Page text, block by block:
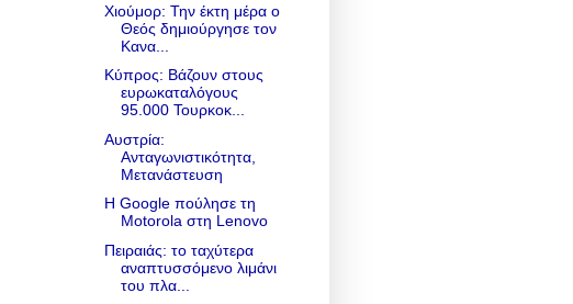
Χιούμορ: Την έκτη μέρα ο
Θεός δημιούργησε τον
Κανα...
Κύπρος: Βάζουν στους
ευρωκαταλόγους
95.000 Τουρκοκ...
Αυστρία:
Ανταγωνιστικότητα,
Μετανάστευση
Η Google πούλησε τη
Motorola στη Lenovo
Πειραιάς: το ταχύτερα
αναπτυσσόμενο λιμάνι
του πλα...